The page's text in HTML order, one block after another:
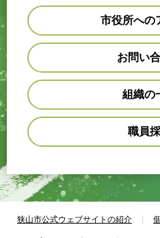
市役所への
お問い
組織の
職員
狭山市公式ウェブサイトの紹介